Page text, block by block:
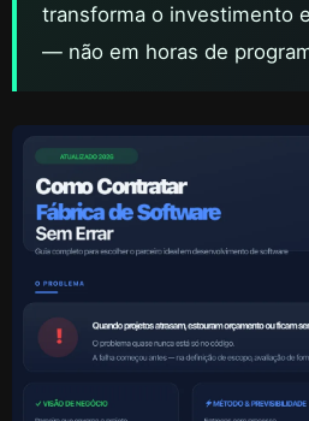
transforma o investimento
— não em horas de